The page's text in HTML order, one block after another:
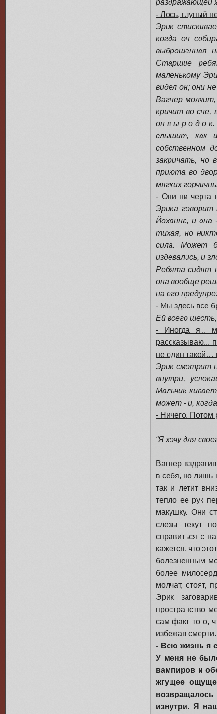
раздражающей
- Лось, глупый
Эрик
когда он
выброшенная
Старшие
маленькому
видел он; они
Вагнер
кричит во сне,
он в ы р о д о к.
слышит, как
собственном
закричать, но
приюта во
мягких
- Они ни черта
Эрика говорит
Йоханна, и она
тихая, но
сила. Может
издевались, и
Ребята сидят
она вообще
на его
- Мы здесь все
Ей всего
- Иногда я...
рассказываю...
не один такой…
Эрик смотрит
внутри,
Мальчик
может - и,
- Ничего. Потом
“Я хочу для
Вагнер
в себя, но лишь
так и летит
тепло ее рук
макушку. Они
слезы текут
справиться с
кажется, что
болезненным
более
молчат, стоят,
Эрик
пространство
сам факт того,
избежав смерти.
- Всю жизнь я
У меня не
вампиров и
жгущее
возвращалось
изнутри. Я